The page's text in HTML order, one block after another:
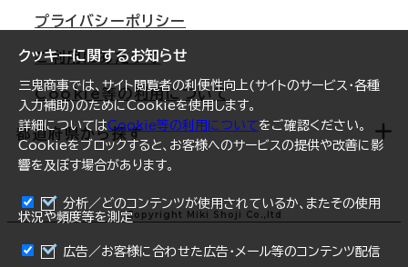
まとめて資料請求
クッキーに関するお知らせ
三鬼商事では、サイト閲覧者の利便性向上(サイトのサービス・各種
入力補助)のためにCookieを使用します。
詳細についてはCookie等の利用についてをご確認ください。
Cookieをブロックすると、お客様へのサービスの提供や改善に影
響を及ぼす場合があります。
分析／どのコンテンツが使用されているか、またその使用
状況や頻度等を測定
広告／お客様に合わせた広告・メール等のコンテンツ配信
札幌
仙台
横浜
福岡
オフィスリポート
ログイン
プライバシーポリシー
ご利用にあたって
Cookie等の利用について
都道府県から探す
北海道
青森県
Copyright Miki Shoji Co.,ltd